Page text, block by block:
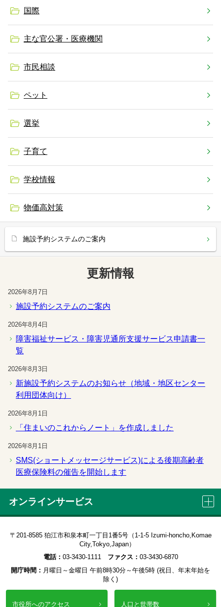
国際
主な官公署・医療機関
市民相談
ペット
選挙
子育て
学校情報
物価高対策
施設予約システムのご案内
更新情報
2026年8月7日
施設予約システムのご案内
2026年8月4日
障害福祉サービス・障害児通所支援サービス申請書一
覧
2026年8月3日
新施設予約システムのお知らせ（地域・地区センター
利用団体向け）
2026年8月1日
「住まいのこれからノート」を作成しました
2026年8月1日
SMS(ショートメッセージサービス)による後期高齢者
医療保険料の催告を開始します
オンラインサービス
申請書ダウンロード 施設予約システム
電子申請・調達 ぴったりサービス(電子申請)
〒201-8585 狛江市和泉本町一丁目1番5号（1-1-5 Izumi-honcho,Komae
City,Tokyo,Japan）
電話： 03-3430-1111 ファクス： 03-3430-6870
開庁時間： 月曜日～金曜日 午前8時30分～午後5時 (祝日、年末年始を
除く)
市役所へのアクセス 人口と世帯数